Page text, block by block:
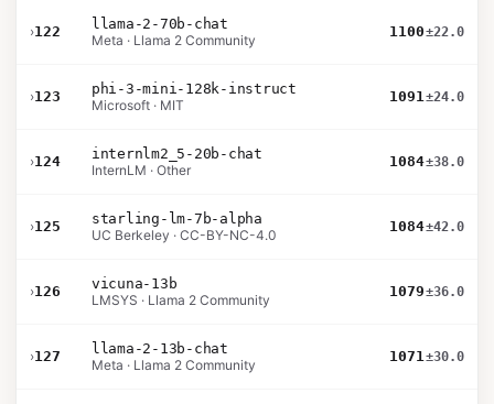
›122
llama-2-70b-chat
Meta · Llama 2 Community
1100±22.0
›123
phi-3-mini-128k-instruct
Microsoft · MIT
1091±24.0
›124
internlm2_5-20b-chat
InternLM · Other
1084±38.0
›125
starling-lm-7b-alpha
UC Berkeley · CC-BY-NC-4.0
1084±42.0
›126
vicuna-13b
LMSYS · Llama 2 Community
1079±36.0
›127
llama-2-13b-chat
Meta · Llama 2 Community
1071±30.0